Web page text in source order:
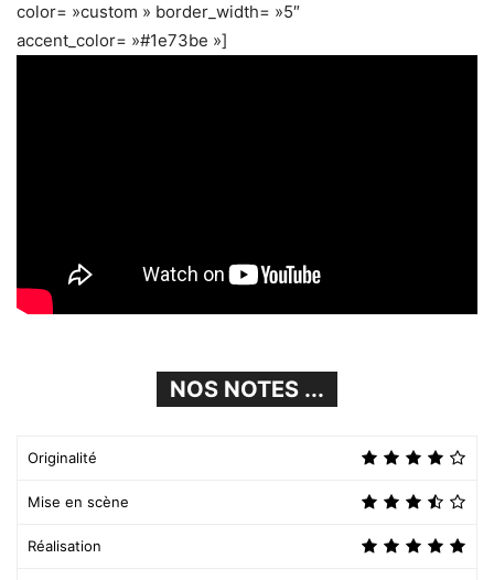
color= »custom » border_width= »5″
accent_color= »#1e73be »]
NOS NOTES ...
Originalité
Mise en scène
Réalisation